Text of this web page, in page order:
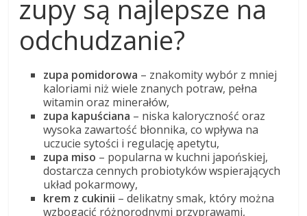
zupy są najlepsze na
odchudzanie?
zupa pomidorowa – znakomity wybór z mniej
kaloriami niż wiele znanych potraw, pełna
witamin oraz minerałów,
zupa kapuściana – niska kaloryczność oraz
wysoka zawartość błonnika, co wpływa na
uczucie sytości i regulację apetytu,
zupa miso – popularna w kuchni japońskiej,
dostarcza cennych probiotyków wspierających
układ pokarmowy,
krem z cukinii – delikatny smak, który można
wzbogacić różnorodnymi przyprawami,